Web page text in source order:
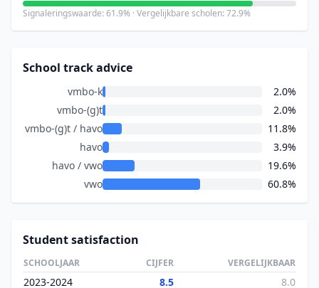
Signaleringswaarde: 61.9% · Vergelijkbare scholen: 72.9%
School track advice
vmbo-k
2.0%
vmbo-(g)t
2.0%
vmbo-(g)t / havo
11.8%
havo
3.9%
havo / vwo
19.6%
vwo
60.8%
Student satisfaction
SCHOOLJAAR CIJFER VERGELIJKBAAR
2023-2024 8.5
8.0